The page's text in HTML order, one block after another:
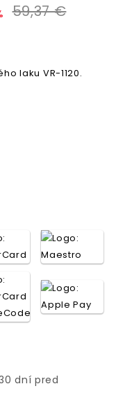
59,37 €
laku VR-1120.
dní pred